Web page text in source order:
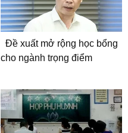
Đề xuất mở rộng học bổng
cho ngành trọng điểm